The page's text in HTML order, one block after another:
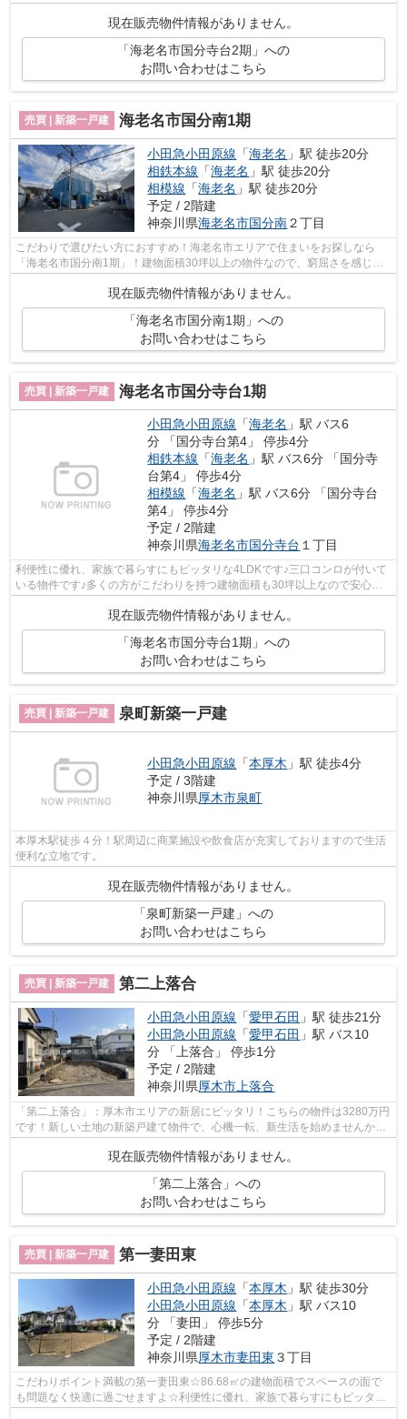
能のある浴室のでお湯が冷めてしまっても...
現在販売物件情報がありません。
「海老名市国分寺台2期」への
お問い合わせはこちら
売買 | 新築一戸建 海老名市国分南1期
小田急小田原線 「海老名 」駅 徒歩20分
相鉄本線 「海老名 」駅 徒歩20分
相模線 「海老名 」駅 徒歩20分
予定 / 2階建
神奈川県海老名市国分南２丁目
こだわりで選びたい方におすすめ！海老名市エリアで住まいをお探しなら
「海老名市国分南1期」！建物面積30坪以上の物件なので、窮屈さを感じさ
現在販売物件情報がありません。
「海老名市国分南1期」への
お問い合わせはこちら
売買 | 新築一戸建 海老名市国分寺台1期
小田急小田原線 「海老名 」駅 バス6
分 「国分寺台第4」 停歩4分
相鉄本線 「海老名 」駅 バス6分 「国分寺
台第4」 停歩4分
相模線 「海老名 」駅 バス6分 「国分寺台
第4」 停歩4分
予定 / 2階建
神奈川県海老名市国分寺台 １丁目
利便性に優れ、家族で暮らすにもピッタリな4LDKです♪三口コンロが付いて
いる物件です♪多くの方がこだわりを持つ建物面積も30坪以上なので安心で
現在販売物件情報がありません。
「海老名市国分寺台1期」への
お問い合わせはこちら
売買 | 新築一戸建 泉町新築一戸建
小田急小田原線 「本厚木 」駅 徒歩4分
予定 / 3階建
神奈川県厚木市泉町
本厚木駅徒歩４分！駅周辺に商業施設や飲食店が充実しておりますので生活
便利な立地です。
現在販売物件情報がありません。
「泉町新築一戸建」への
お問い合わせはこちら
売買 | 新築一戸建 第二上落合
小田急小田原線 「愛甲石田 」駅 徒歩21分
小田急小田原線 「愛甲石田 」駅 バス10
分 「上落合」 停歩1分
予定 / 2階建
神奈川県厚木市 上落合
「第二上落合」：厚木市エリアの新居にピッタリ！こちらの物件は3280万円
です！新しい土地の新築戸建て物件で、心機一転、新生活を始めませんか！
4LDKの物件で快適な日々を過ごしまし...
現在販売物件情報がありません。
「第二上落合」への
お問い合わせはこちら
売買 | 新築一戸建 第一妻田東
小田急小田原線 「本厚木 」駅 徒歩30分
小田急小田原線 「本厚木 」駅 バス10
分 「妻田」 停歩5分
予定 / 2階建
神奈川県厚木市妻田東 ３丁目
こだわりポイント満載の第一妻田東☆86.68㎡の建物面積でスペースの面で
も問題なく快適に過ごせますよ☆利便性に優れ、家族で暮らすにもピッタリ